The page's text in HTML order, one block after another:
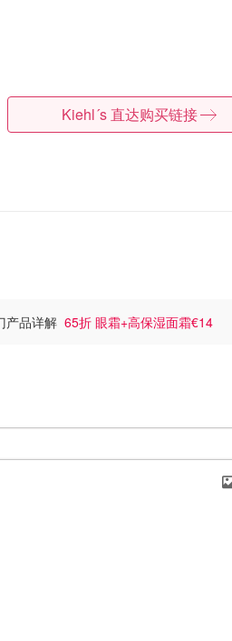
Kiehl´s 直达购买链接
产品详解 65折 眼霜+高保湿面霜€14